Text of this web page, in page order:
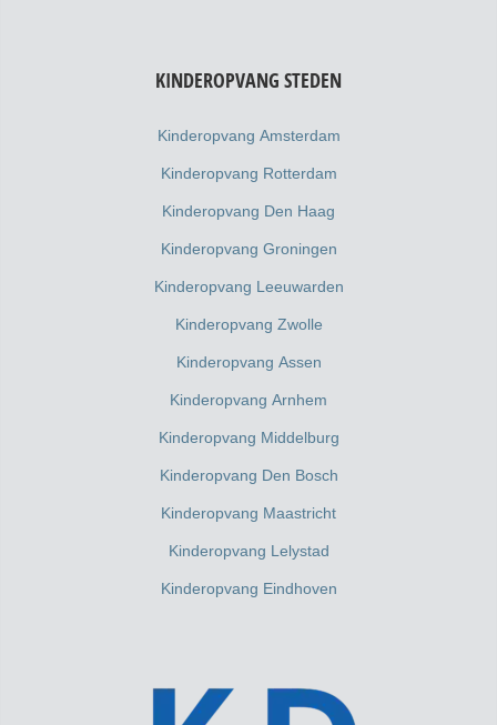
KINDEROPVANG STEDEN
Kinderopvang Amsterdam
Kinderopvang Rotterdam
Kinderopvang Den Haag
Kinderopvang Groningen
Kinderopvang Leeuwarden
Kinderopvang Zwolle
Kinderopvang Assen
Kinderopvang Arnhem
Kinderopvang Middelburg
Kinderopvang Den Bosch
Kinderopvang Maastricht
Kinderopvang Lelystad
Kinderopvang Eindhoven